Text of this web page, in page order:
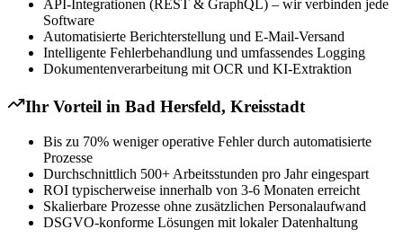
API-Integrationen (REST & GraphQL) – wir verbinden jede
Software
Automatisierte Berichterstellung und E-Mail-Versand
Intelligente Fehlerbehandlung und umfassendes Logging
Dokumentenverarbeitung mit OCR und KI-Extraktion
Ihr Vorteil in Bad Hersfeld, Kreisstadt
Bis zu 70% weniger operative Fehler durch automatisierte
Prozesse
Durchschnittlich 500+ Arbeitsstunden pro Jahr eingespart
ROI typischerweise innerhalb von 3-6 Monaten erreicht
Skalierbare Prozesse ohne zusätzlichen Personalaufwand
DSGVO-konforme Lösungen mit lokaler Datenhaltung